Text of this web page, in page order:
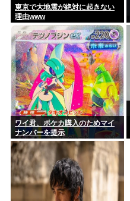
東京で大地震が絶対に起きない
理由www
ワイ君、ポケカ購入のためマイ
ナンバーを提示